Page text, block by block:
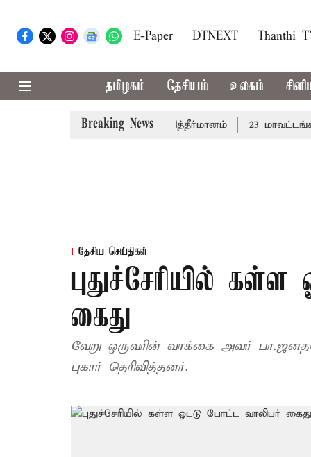
E-Paper DTNEXT Thanthi
தமிழகம் தேசியம் உலகம்
Breaking News
சட்டமன்றத்தில் நாளை தனித்தீர்மானம் 23
தேசிய செய்திகள்
புதுச்சேரியில்
கைது
வேறு ஒருவரின் வாக்கை அவர்
புகார் தெரிவித்தனர்.